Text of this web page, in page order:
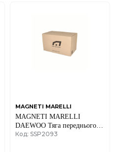
MAGNETI MARELLI
MAGNETI MARELLI
DAEWOO Тяга переднього
стабілізатора прав. Leganza
Код: SSP2093